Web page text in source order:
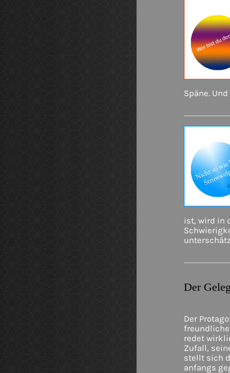
Späne.
ist, wird in
Der
Der
redet
Zufall,
stellt sich
anfangs